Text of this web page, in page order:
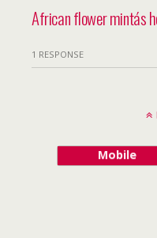
African flower mintás
1 RESPONSE
Mobile